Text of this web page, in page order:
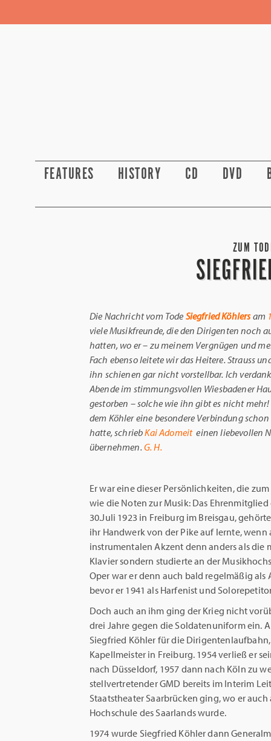
FEATURES HISTORY CD DVD
ZUM
Die Nachricht vom Tode Siegfried Köhlersam
viele Musikfreunde, die den Dirigenten noch
hatten, wo er – zu meinem Vergnügen und
Fach ebenso leitete wir das Heitere. Strauss
ihn schienen gar nicht vorstellbar. Ich
Abende im stimmungsvollen Wiesbadener
gestorben – solche wie ihn gibt es nicht
dem Köhler eine besondere Verbindung
hatte, schriebKai Adomeiteinen liebevollen
übernehmen. G. H.
Er war eine dieser Persönlichkeiten, die
wie die Noten zur Musik: Das Ehrenmitglied
30.Juli 1923 in Freiburg im Breisgau,
ihr Handwerk von der Pike auf lernte,
instrumentalen Akzent denn anders als
Klavier sondern studierte an der
Oper war er denn auch bald regelmäßig
bevor er 1941 als Harfenist und
Doch auch an ihm ging der Krieg nicht
drei Jahre gegen die Soldatenuniform ein.
Siegfried Köhler für die
Kapellmeister in Freiburg. 1954 verließ er
nach Düsseldorf, 1957 dann nach Köln zu
stellvertretender GMD bereits im Interim
Staatstheater Saarbrücken ging, wo er
Hochschule des Saarlands wurde.
1974 wurde Siegfried Köhler dann